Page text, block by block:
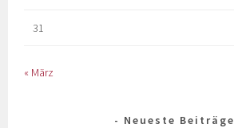
31
« März
Neueste Beiträge